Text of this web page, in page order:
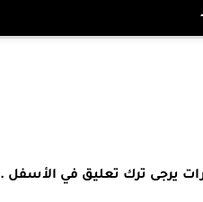
يرجى ترك تعليق في الأسفل .